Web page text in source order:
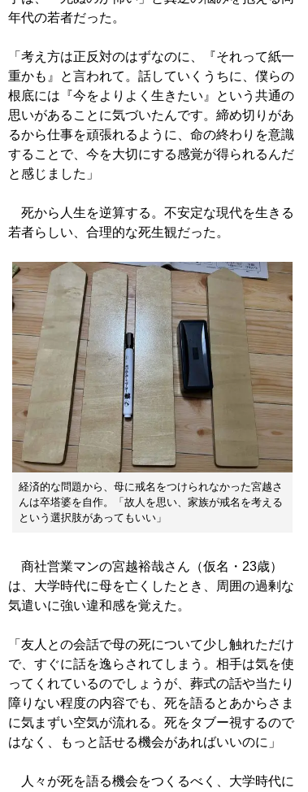
年代の若者だった。
「考え方は正反対のはずなのに、『それって紙一
重かも』と言われて。話していくうちに、僕らの
根底には『今をよりよく生きたい』という共通の
思いがあることに気づいたんです。締め切りがあ
るから仕事を頑張れるように、命の終わりを意識
することで、今を大切にする感覚が得られるんだ
と感じました」
死から人生を逆算する。不安定な現代を生きる
若者らしい、合理的な死生観だった。
経済的な問題から、母に戒名をつけられなかった宮越さ
んは卒塔婆を自作。「故人を思い、家族が戒名を考える
という選択肢があってもいい」
商社営業マンの宮越裕哉さん（仮名・23歳）
は、大学時代に母を亡くしたとき、周囲の過剰な
気遣いに強い違和感を覚えた。
「友人との会話で母の死について少し触れただけ
で、すぐに話を逸らされてしまう。相手は気を使
ってくれているのでしょうが、葬式の話や当たり
障りない程度の内容でも、死を語るとあからさま
に気まずい空気が流れる。死をタブー視するので
はなく、もっと話せる機会があればいいのに」
人々が死を語る機会をつくるべく、大学時代に